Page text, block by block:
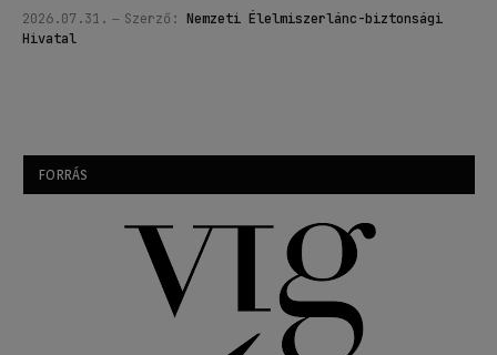
2026.07.31. Szerző: Nemzeti Élelmiszerlánc-biztonsági
Hivatal
FORRÁS